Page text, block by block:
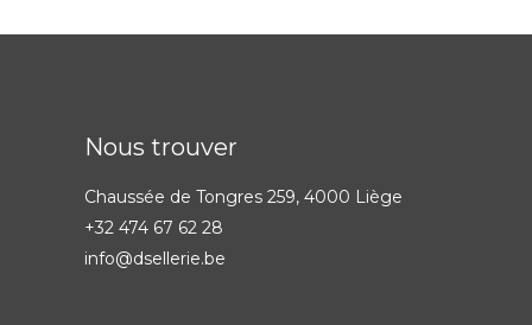
Nous trouver
Chaussée de Tongres 259, 4000 Liège
+32 474 67 62 28
info@dsellerie.be